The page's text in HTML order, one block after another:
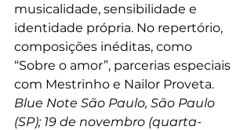
musicalidade, sensibilidade e
identidade própria. No repertório,
composições inéditas, como
“Sobre o amor”, parcerias especiais
com Mestrinho e Nailor Proveta.
Blue Note São Paulo, São Paulo
(SP); 19 de novembro (quarta-